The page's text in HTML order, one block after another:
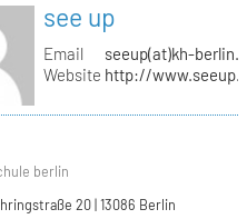
see up
Email
seeup(at)kh-
Website http://
berlin
20 | 13086 Berlin